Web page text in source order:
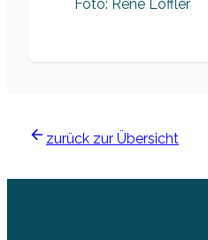
Foto: René Löffler
zurück zur Übersicht